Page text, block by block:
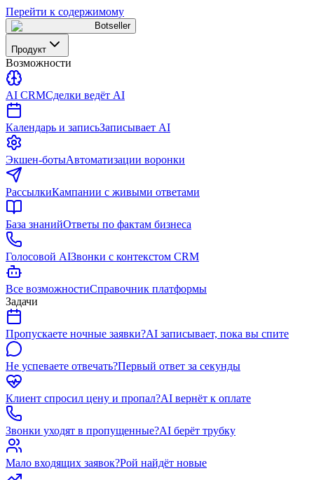
Перейти к содержимому
Botseller
Продукт
Возможности
AI CRMСделки ведёт AI
Календарь и записьЗаписывает AI
Экшен-ботыАвтоматизации воронки
РассылкиКампании с живыми ответами
База знанийОтветы по фактам бизнеса
Голосовой AIЗвонки с контекстом CRM
Все возможностиСправочник платформы
Задачи
Пропускаете ночные заявки?AI записывает, пока вы спите
Не успеваете отвечать?Первый ответ за секунды
Клиент спросил цену и пропал?AI вернёт к оплате
Звонки уходят в пропущенные?AI берёт трубку
Мало входящих заявок?Рой найдёт новые